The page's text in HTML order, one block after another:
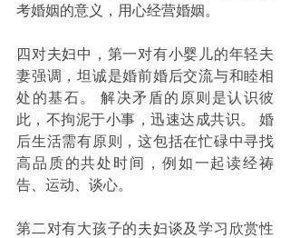
考婚姻的意义，用心经营婚姻。
四对夫妇中，第一对有小婴儿的年轻夫
妻强调，坦诚是婚前婚后交流与和睦相
处的基石。 解决矛盾的原则是认识彼
此，不拘泥于小事，迅速达成共识。 婚
后生活需有原则，这包括在忙碌中寻找
高品质的共处时间，例如一起读经祷
告、运动、谈心。
第二对有大孩子的夫妇谈及学习欣赏性